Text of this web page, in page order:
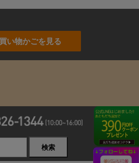
い物かごを見る
検索